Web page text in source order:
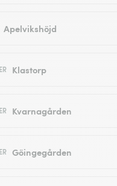
Apelvikshöjd
Klastorp
Kvarnagården
Göingegården